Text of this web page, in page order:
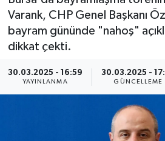
Varank, CHP Genel Başkanı
bayram gününde "nahoş"
dikkat çekti.
30.03.2025 - 16:59
YAYINLANMA
30.03.2025 -
GÜNCELLEME